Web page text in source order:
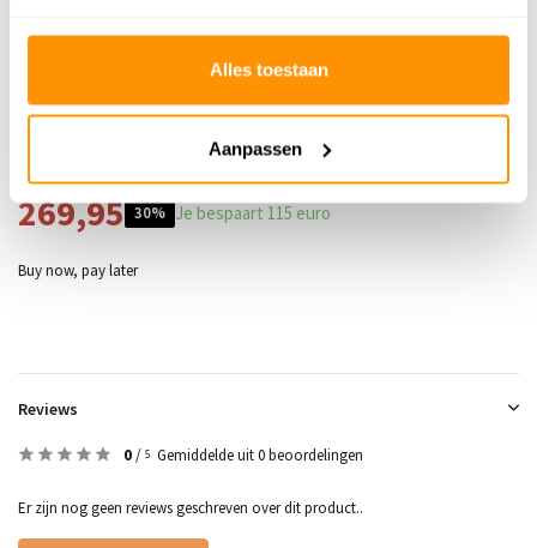
Alles toestaan
Aanpassen
269,95 30% Je bespaart 115 euro
Buy now, pay later
Reviews
0/ 5 Gemiddelde uit 0 beoordelingen
Er zijn nog geen reviews geschreven over dit product..